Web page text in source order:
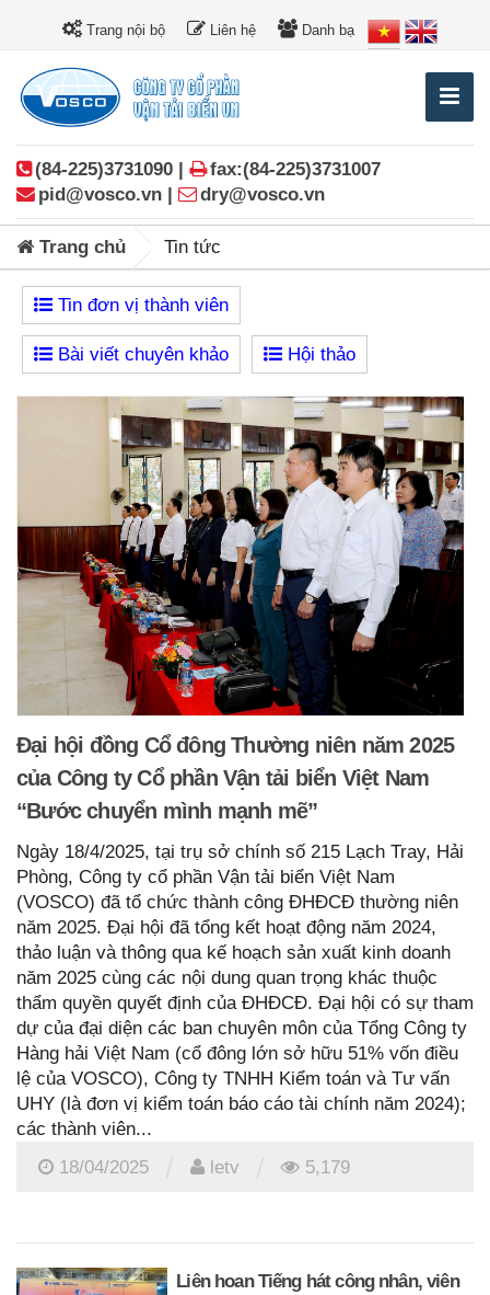
Trang nội bộ Liên hệ Danh bạ
(84-225)3731090 |
fax:(84-225)3731007
pid@vosco.vn |
dry@vosco.vn
Trang chủ Tin tức
Tin đơn vị thành viên
Bài viết chuyên khảo Hội thảo
Đại hội đồng Cổ đông Thường niên năm 2025
của Công ty Cổ phần Vận tải biển Việt Nam
“Bước chuyển mình mạnh mẽ”
Ngày 18/4/2025, tại trụ sở chính số 215 Lạch Tray, Hải
Phòng, Công ty cổ phần Vận tải biển Việt Nam
(VOSCO) đã tổ chức thành công ĐHĐCĐ thường niên
năm 2025. Đại hội đã tổng kết hoạt động năm 2024,
thảo luận và thông qua kế hoạch sản xuất kinh doanh
năm 2025 cùng các nội dung quan trọng khác thuộc
thẩm quyền quyết định của ĐHĐCĐ. Đại hội có sự tham
dự của đại diện các ban chuyên môn của Tổng Công ty
Hàng hải Việt Nam (cổ đông lớn sở hữu 51% vốn điều
lệ của VOSCO), Công ty TNHH Kiểm toán và Tư vấn
UHY (là đơn vị kiểm toán báo cáo tài chính năm 2024);
các thành viên...
18/04/2025
letv 5,179
Liên hoan Tiếng hát công nhân, viên